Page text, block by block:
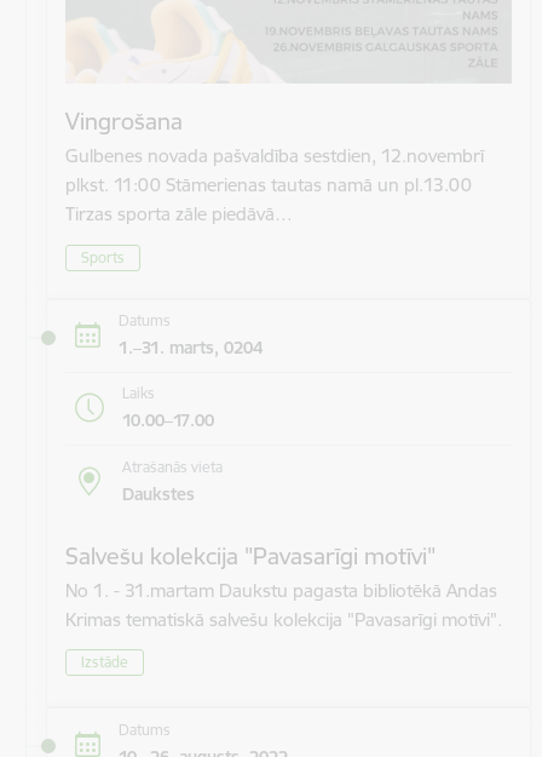
Vingrošana
Gulbenes novada pašvaldība sestdien, 12.novembrī
plkst. 11:00 Stāmerienas tautas namā un pl.13.00
Tirzas sporta zāle piedāvā…
Sports
Datums
1.–31. marts, 0204
Laiks
10.00–17.00
Atrašanās vieta
Daukstes
Salvešu kolekcija "Pavasarīgi motīvi"
No 1. - 31.martam Daukstu pagasta bibliotēkā Andas
Krimas tematiskā salvešu kolekcija "Pavasarīgi motīvi".
Izstāde
Datums